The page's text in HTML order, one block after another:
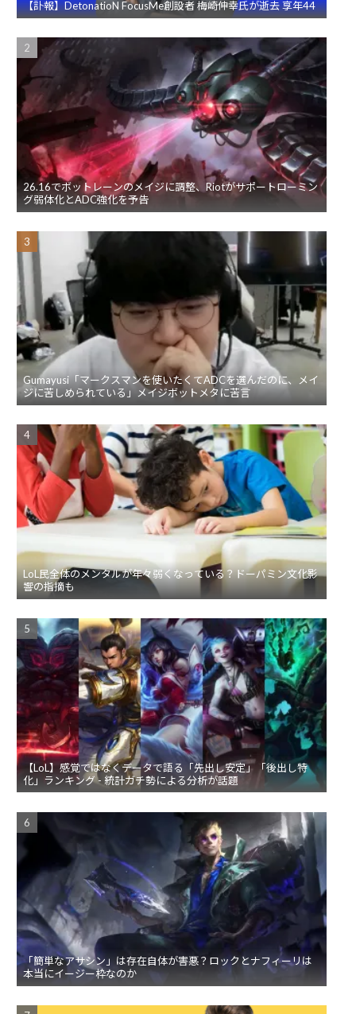
【訃報】DetonatioN FocusMe創設者 梅崎伸幸氏が逝去 享年44
26.16でボットレーンのメイジに調整、Riotがサポートローミン
グ弱体化とADC強化を予告
Gumayusi「マークスマンを使いたくてADCを選んだのに、メイ
ジに苦しめられている」メイジボットメタに苦言
LoL民全体のメンタルが年々弱くなっている？ドーパミン文化影
響の指摘も
【LoL】感覚ではなくデータで語る「先出し安定」「後出し特
化」ランキング - 統計ガチ勢による分析が話題
「簡単なアサシン」は存在自体が害悪？ロックとナフィーリは
本当にイージー枠なのか